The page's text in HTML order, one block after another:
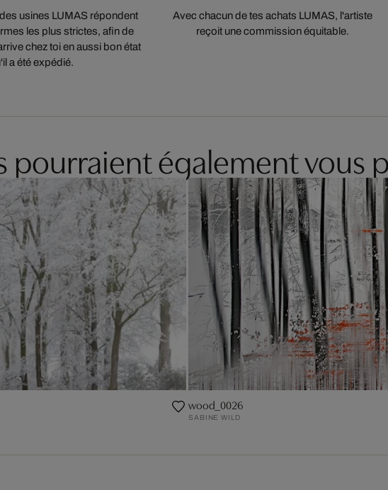
usines LUMAS répondent
les plus strictes, afin de
chez toi en aussi bon état
a été expédié.
Avec chacun de tes achats LUMAS, l'artiste
reçoit une commission équitable.
pourraient également vous
wood_0026
SABINE WILD